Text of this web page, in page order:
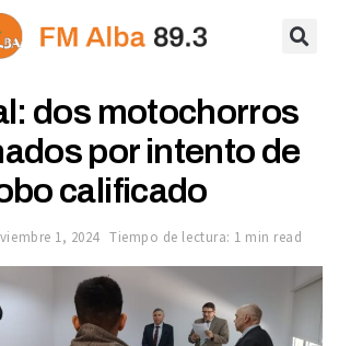
dos motochorros
por intento de
calificado
1, 2024 Tiempo de lectura: 1 min read